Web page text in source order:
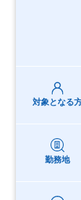
対象となる
勤務地